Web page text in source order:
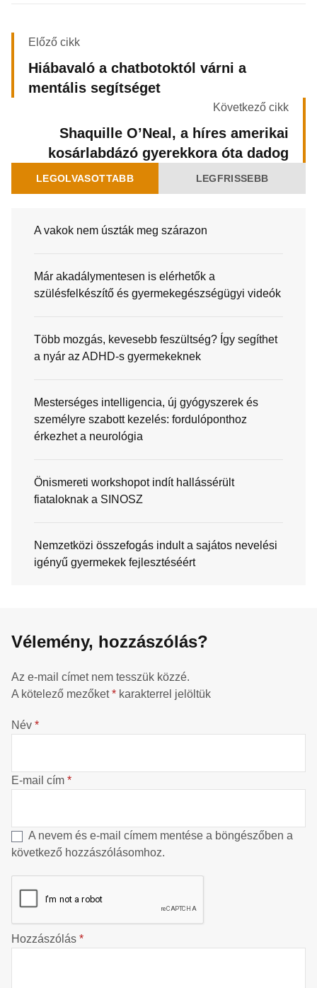
Előző cikk
Hiábavaló a chatbotoktól várni a
mentális segítséget
Következő cikk
Shaquille O’Neal, a híres amerikai
kosárlabdázó ️gyerekkora óta dadog
LEGOLVASOTTABB LEGFRISSEBB
A vakok nem úszták meg szárazon
Már akadálymentesen is elérhetők a
szülésfelkészítő és gyermekegészségügyi videók
Több mozgás, kevesebb feszültség? Így segíthet
a nyár az ADHD-s gyermekeknek
Mesterséges intelligencia, új gyógyszerek és
személyre szabott kezelés: fordulóponthoz
érkezhet a neurológia
Önismereti workshopot indít hallássérült
fiataloknak a SINOSZ
Nemzetközi összefogás indult a sajátos nevelési
igényű gyermekek fejlesztéséért
Vélemény, hozzászólás?
Az e-mail címet nem tesszük közzé.
A kötelező mezőket* karakterrel jelöltük
Név *
E-mail cím *
A nevem és e-mail címem mentése a böngészőben a
következő hozzászólásomhoz.
Hozzászólás *